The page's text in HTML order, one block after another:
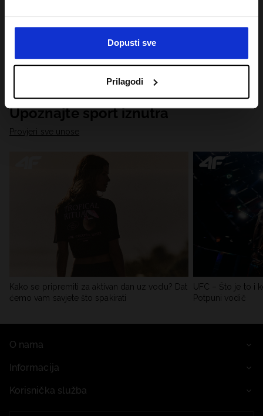
Dopusti sve
Prilagodi
Upoznajte sport iznutra
Provjeri sve unose
Kako se pripremiti za aktivan dan uz vodu? Dat
ćemo vam savjete što spakirati
UFC – Što je to i
Potpuni vodič
O nama
Informacija
Korisnička služba